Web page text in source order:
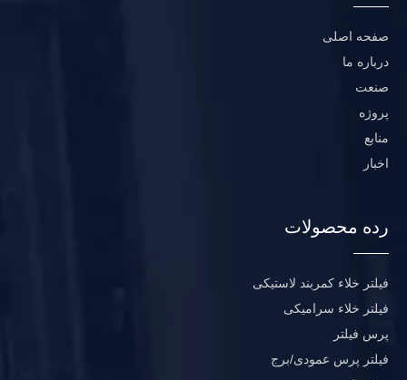
صفحه اصلی
درباره ما
صنعت
پروژه
منابع
اخبار
رده محصولات
فیلتر خلاء کمربند لاستیکی
فیلتر خلاء سرامیکی
پرس فیلتر
فیلتر پرس عمودی/برج